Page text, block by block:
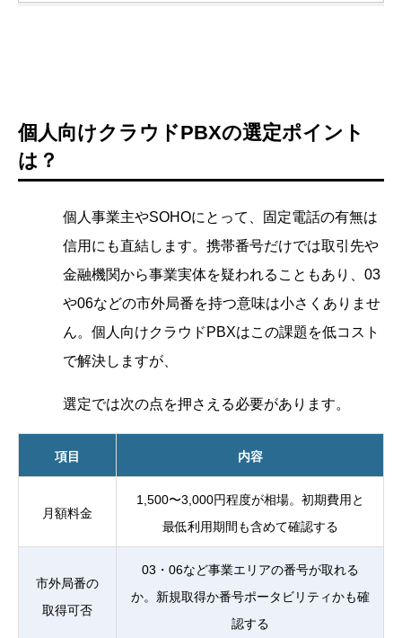
個人向けクラウドPBXの選定ポイント
は？
個人事業主やSOHOにとって、固定電話の有無は
信用にも直結します。携帯番号だけでは取引先や
金融機関から事業実体を疑われることもあり、03
や06などの市外局番を持つ意味は小さくありませ
ん。個人向けクラウドPBXはこの課題を低コスト
で解決しますが、
選定では次の点を押さえる必要があります。
項目 内容
月額料金
1,500〜3,000円程度が相場。初期費用と
最低利用期間も含めて確認する
市外局番の
取得可否
03・06など事業エリアの番号が取れる
か。新規取得か番号ポータビリティかも確
認する